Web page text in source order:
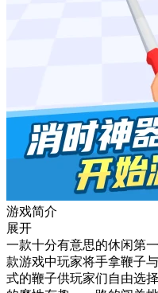
游戏简介
展开
一款十分有意思的休闲第
款游戏中玩家将手拿鞭子
式的鞭子供玩家们自由选